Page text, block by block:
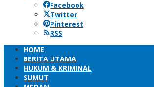
Facebook
Twitter
Pinterest
RSS
HOME
BERITA UTAMA
HUKUM & KRIMINAL
SUMUT